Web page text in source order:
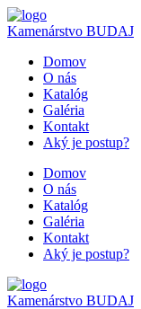
Kamenárstvo BUDAJ
Domov
O nás
Katalóg
Galéria
Kontakt
Aký je postup?
Domov
O nás
Katalóg
Galéria
Kontakt
Aký je postup?
Kamenárstvo BUDAJ